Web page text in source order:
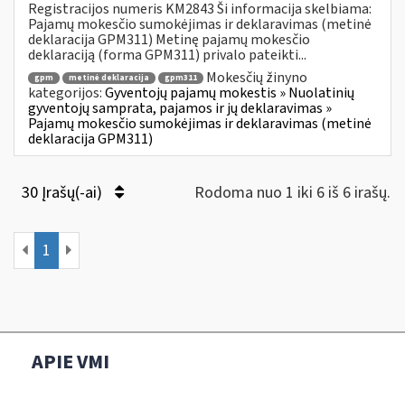
Registracijos numeris KM2843 Ši informacija skelbiama:
Pajamų mokesčio sumokėjimas ir deklaravimas (metinė
deklaracija GPM311) Metinę pajamų mokesčio
deklaraciją (forma GPM311) privalo pateikti...
gpm metinė deklaracija gpm311
Mokesčių žinyno
kategorijos:Gyventojų pajamų mokestis » Nuolatinių
gyventojų samprata, pajamos ir jų deklaravimas »
Pajamų mokesčio sumokėjimas ir deklaravimas (metinė
deklaracija GPM311)
30 Įrašų(-ai) Rodoma nuo 1 iki 6 iš 6 irašų.
1
APIE VMI